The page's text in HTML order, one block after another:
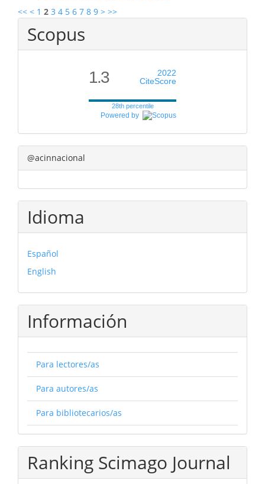
<< < 1 2 3 4 5 6 7 8 9 > >>
Scopus
1.3
2022
CiteScore
28th percentile
Powered by
@acinnacional
Idioma
Español
English
Información
Para lectores/as
Para autores/as
Para bibliotecarios/as
Ranking Scimago Journal